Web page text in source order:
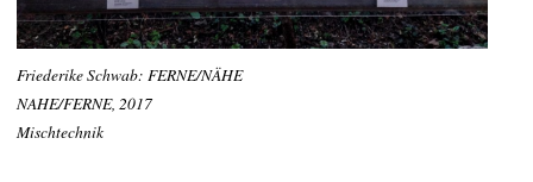
Friederike Schwab: FERNE/NÄHE
NAHE/FERNE, 2017
Mischtechnik